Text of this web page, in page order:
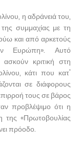
η αδράνειά του,
συμμαχίας με τη
και από αρκετούς
Ευρώπη». Αυτό
κριτική στη
κάτι που κατ'
σε διάφορους
τους σε βάρος
προβλέψιμο ότι η
της «Πρωτοβουλίας
πρόοδο.